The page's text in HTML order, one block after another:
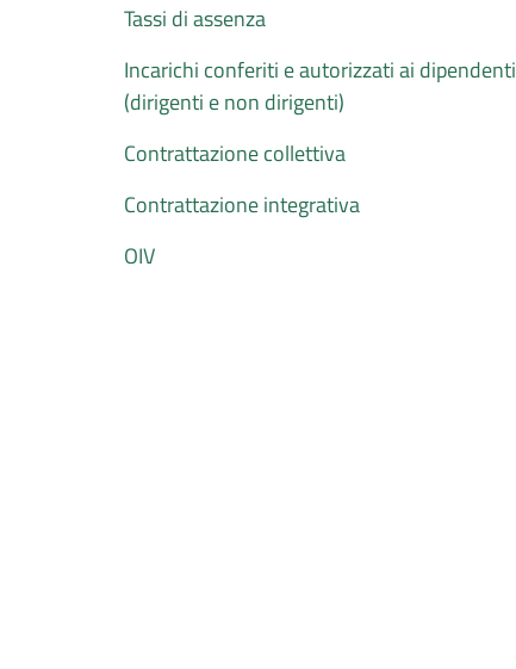
Tassi di assenza
Incarichi conferiti e autorizzati ai dipendenti
(dirigenti e non dirigenti)
Contrattazione collettiva
Contrattazione integrativa
OIV